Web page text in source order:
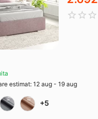
estimat: 12 aug - 19 aug
+5